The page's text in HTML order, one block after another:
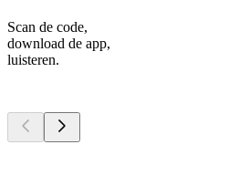
Scan de code,
download de app,
luisteren.